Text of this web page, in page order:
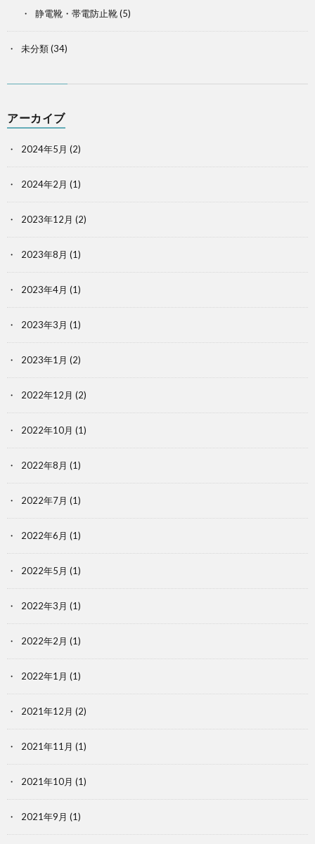
静電靴・帯電防止靴(5)
未分類(34)
アーカイブ
2024年5月 (2)
2024年2月 (1)
2023年12月 (2)
2023年8月 (1)
2023年4月 (1)
2023年3月 (1)
2023年1月 (2)
2022年12月 (2)
2022年10月 (1)
2022年8月 (1)
2022年7月 (1)
2022年6月 (1)
2022年5月 (1)
2022年3月 (1)
2022年2月 (1)
2022年1月 (1)
2021年12月 (2)
2021年11月 (1)
2021年10月 (1)
2021年9月 (1)